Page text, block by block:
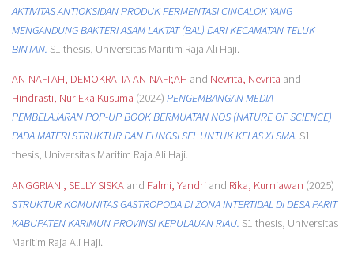
AKTIVITAS ANTIOKSIDAN PRODUK FERMENTASI CINCALOK YANG
MENGANDUNG BAKTERI ASAM LAKTAT (BAL) DARI KECAMATAN TELUK
BINTAN. S1 thesis, Universitas Maritim Raja Ali Haji.
AN-NAFI'AH, DEMOKRATIA AN-NAFI;AH and Nevrita, Nevrita and
Hindrasti, Nur Eka Kusuma (2024) PENGEMBANGAN MEDIA
PEMBELAJARAN POP-UP BOOK BERMUATAN NOS (NATURE OF SCIENCE)
PADA MATERI STRUKTUR DAN FUNGSI SEL UNTUK KELAS XI SMA. S1
thesis, Universitas Maritim Raja Ali Haji.
ANGGRIANI, SELLY SISKAand Falmi, Yandriand Rika, Kurniawan (2025)
STRUKTUR KOMUNITAS GASTROPODA DI ZONA INTERTIDAL DI DESA PARIT
KABUPATEN KARIMUN PROVINSI KEPULAUAN RIAU. S1 thesis, Universitas
Maritim Raja Ali Haji.